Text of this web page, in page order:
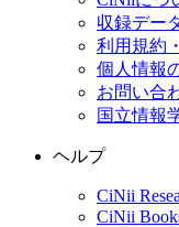
収録デー
利用規約
個人情報
お問い合
国立情報
ヘルプ
CiNii
CiNii